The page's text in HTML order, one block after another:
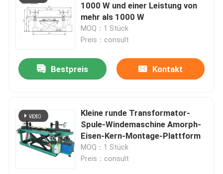
Produkte
Über uns
1000 W und einer Leistung von
mehr als 1000 W
MOQ：1 Stück
Preis：consult
Bestpreis Kontakt
Kleine runde Transformator-
Spule-Windemaschine Amorph-
Eisen-Kern-Montage-Plattform
MOQ：1 Stück
Preis：consult